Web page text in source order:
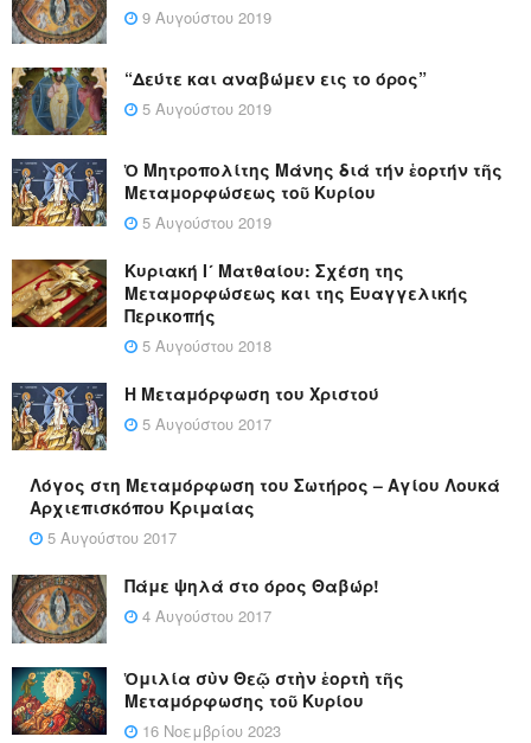
9 Αυγούστου 2019
“Δεύτε και αναβώμεν εις το όρος”
5 Αυγούστου 2019
Ὁ Μητροπολίτης Μάνης διά τήν ἑορτήν τῆς
Μεταμορφώσεως τοῦ Κυρίου
5 Αυγούστου 2019
Κυριακή Ι´ Ματθαίου: Σχέση της
Μεταμορφώσεως και της Ευαγγελικής
Περικοπής
5 Αυγούστου 2018
Η Μεταμόρφωση του Χριστού
5 Αυγούστου 2017
Λόγος στη Μεταμόρφωση του Σωτήρος – Αγίου Λουκά
Αρχιεπισκόπου Κριμαίας
5 Αυγούστου 2017
Πάμε ψηλά στο όρος Θαβώρ!
4 Αυγούστου 2017
Ὁμιλία σὺν Θεῷ στὴν ἑορτὴ τῆς
Μεταμόρφωσης τοῦ Κυρίου
16 Νοεμβρίου 2023